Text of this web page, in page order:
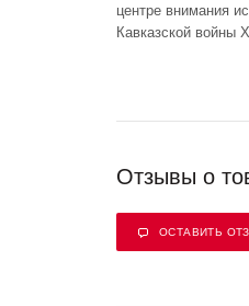
центре внимания
Кавказской войны
Отзывы о
ОСТАВИТЬ